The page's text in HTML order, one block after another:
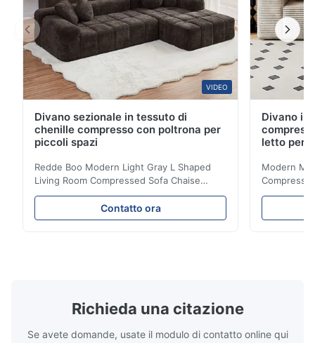
VIDEO
Divano sezionale in tessuto di
chenille compresso con poltrona per
piccoli spazi
Redde Boo Modern Light Gray L Shaped
Living Room Compressed Sofa Chaise
Lounge Product Overview High resilience
soft sectional sofa designed for small
spaces, featuring a contemporary light gray
Contatto ora
Divano in
letto per
Modern
Room
Richieda una citazione
Se avete domande, usate il modulo di contatto online qui